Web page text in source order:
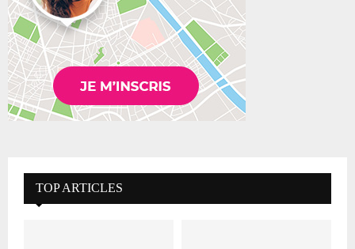
TOP ARTICLES